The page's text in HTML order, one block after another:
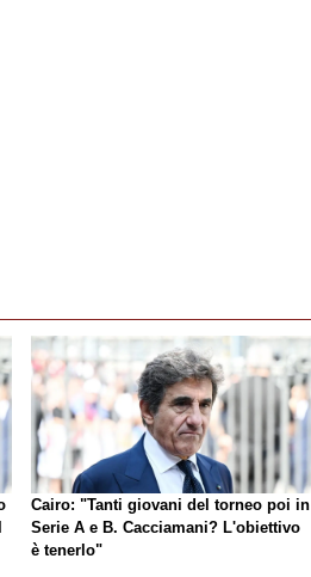
Cairo: "Tanti giovani del torneo poi in
Serie A e B. Cacciamani? L'obiettivo
è tenerlo"